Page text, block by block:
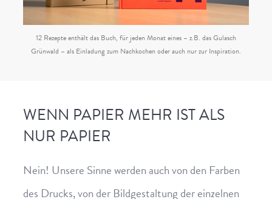
12 Rezepte enthält das Buch, für jeden Monat eines – z.B. das Gulasch
Grünwald – als Einladung zum Nachkochen oder auch nur zur Inspiration.
WENN PAPIER MEHR IST ALS
NUR PAPIER
Nein! Unsere Sinne werden auch von den Farben
des Drucks, von der Bildgestaltung der einzelnen